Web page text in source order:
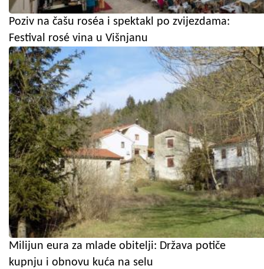
Poziv na čašu roséa i spektakl po zvijezdama:
Festival rosé vina u Višnjanu
Milijun eura za mlade obitelji: Država potiče
kupnju i obnovu kuća na selu